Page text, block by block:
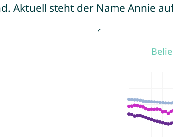
Aktuell steht der Name Annie